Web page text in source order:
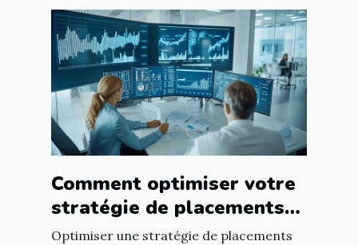
Comment optimiser votre
stratégie de placements
financiers ?
Optimiser une stratégie de placements